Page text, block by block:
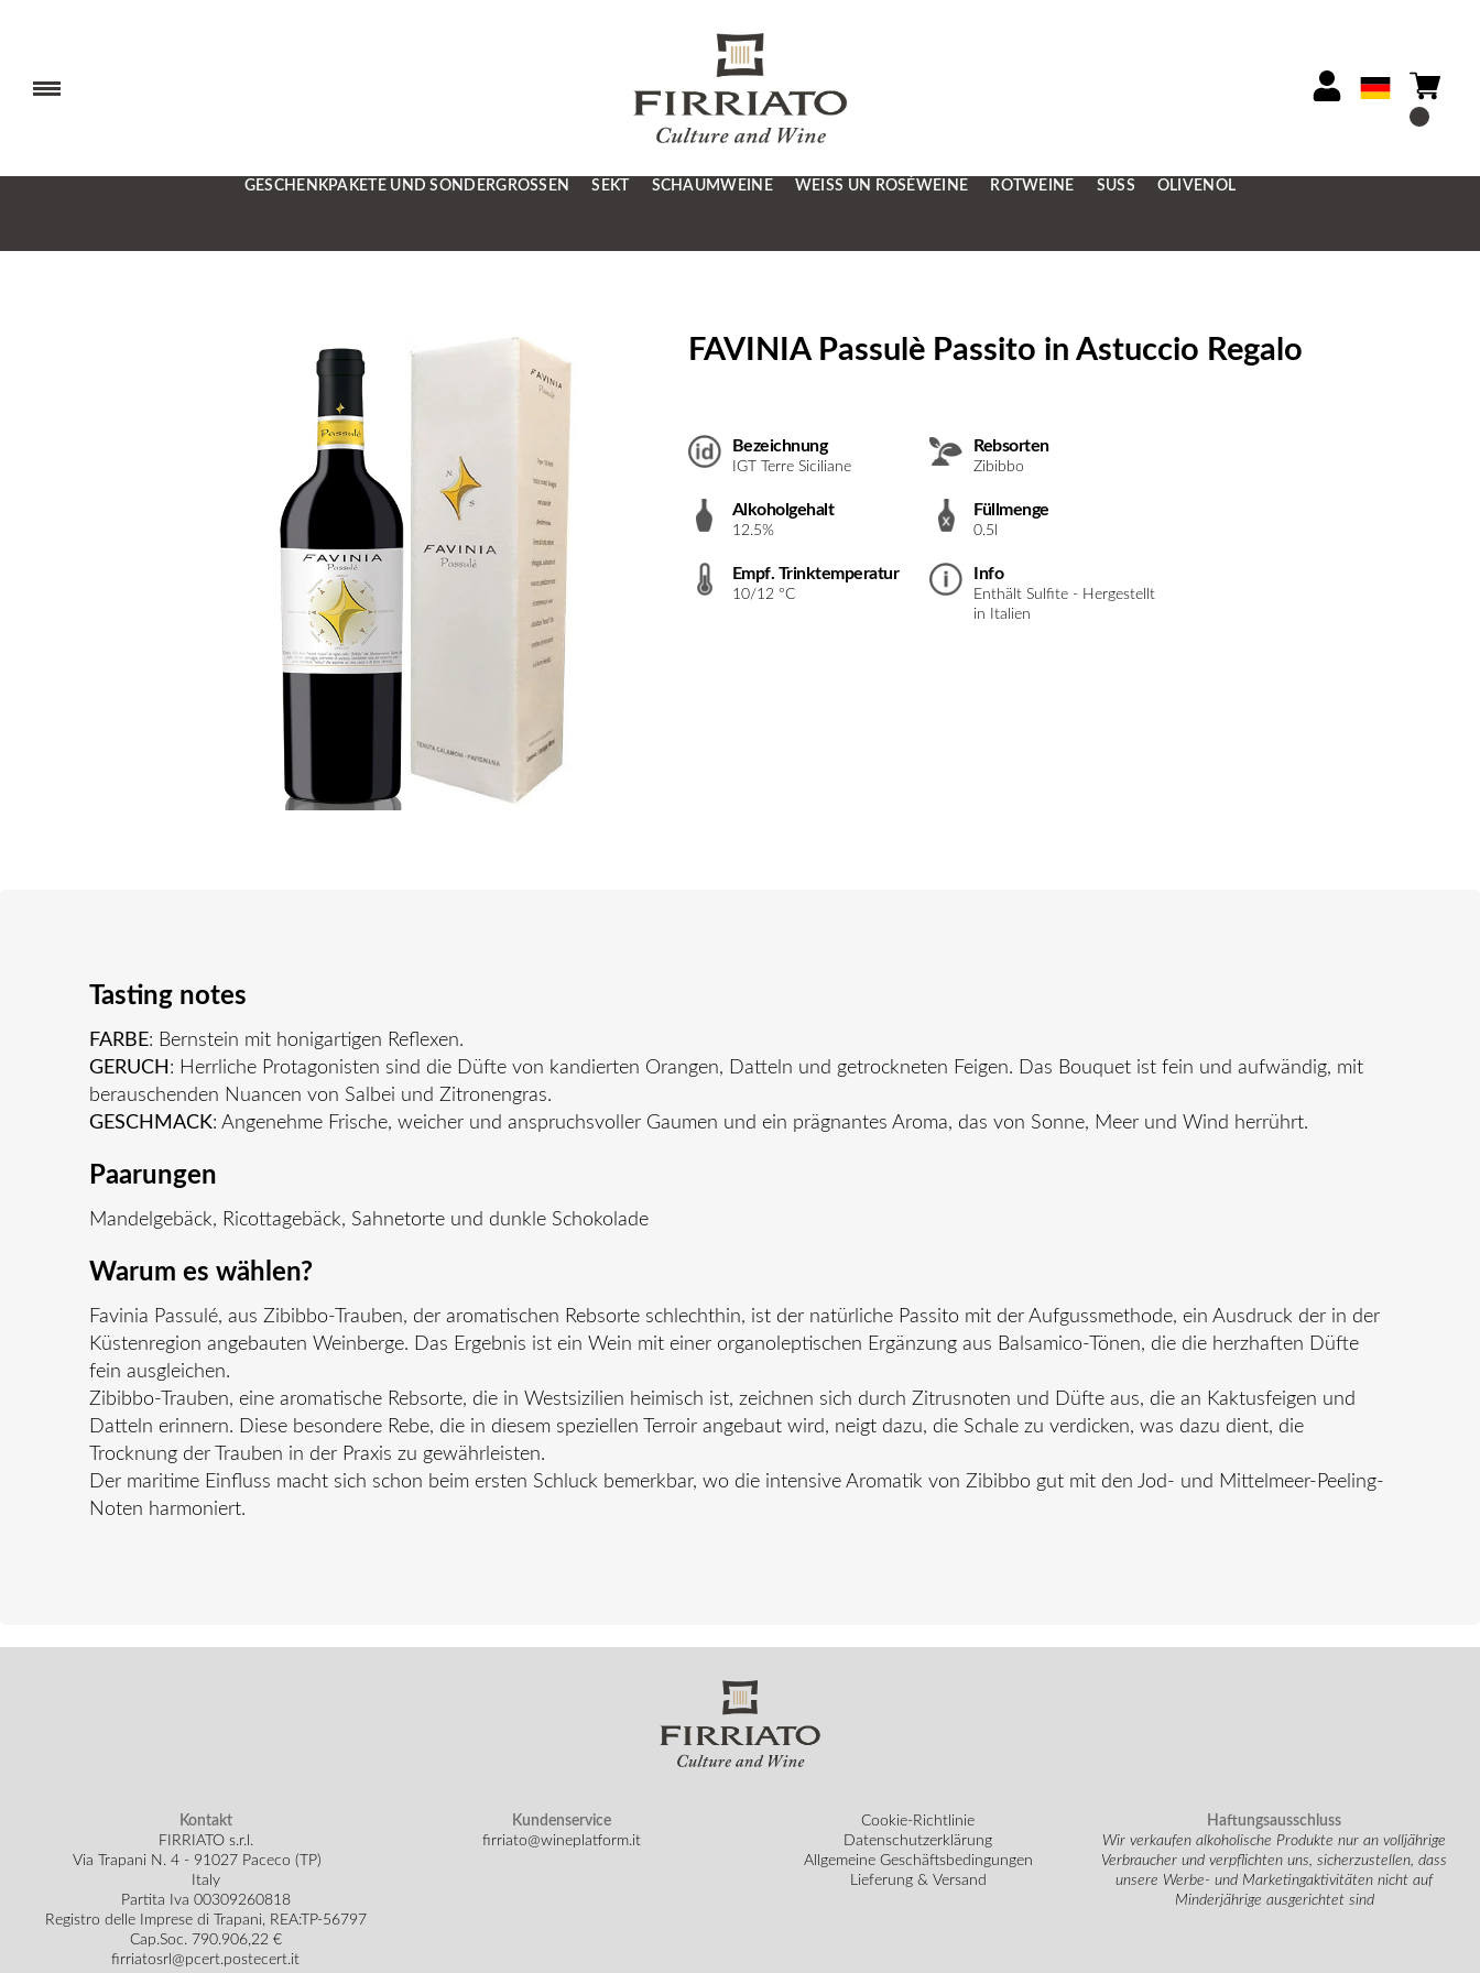
GESCHENKPAKETE UND SONDERGRÖSSEN SEKT SCHAUMWEINE WEISS UN ROSÉWEINE ROTWEINE SÜSS OLIVENÖL
FAVINIA Passulè Passito in Astuccio Regalo
Bezeichnung
IGT Terre Siciliane
Rebsorten
Zibibbo
Alkoholgehalt
12.5%
Füllmenge
0.5l
Empf. Trinktemperatur
10/12 °C
Info
Enthält Sulfite - Hergestellt
in Italien
Tasting notes
FARBE: Bernstein mit honigartigen Reflexen.
GERUCH : Herrliche Protagonisten sind die Düfte von kandierten Orangen, Datteln und getrockneten Feigen. Das Bouquet ist fein und aufwändig, mit
berauschenden Nuancen von Salbei und Zitronengras.
GESCHMACK: Angenehme Frische, weicher und anspruchsvoller Gaumen und ein prägnantes Aroma, das von Sonne, Meer und Wind herrührt.
Paarungen
Mandelgebäck, Ricottagebäck, Sahnetorte und dunkle Schokolade
Warum es wählen?
Favinia Passulé, aus Zibibbo-Trauben, der aromatischen Rebsorte schlechthin, ist der natürliche Passito mit der Aufgussmethode, ein Ausdruck der in der
Küstenregion angebauten Weinberge. Das Ergebnis ist ein Wein mit einer organoleptischen Ergänzung aus Balsamico-Tönen, die die herzhaften Düfte
fein ausgleichen.
Zibibbo-Trauben, eine aromatische Rebsorte, die in Westsizilien heimisch ist, zeichnen sich durch Zitrusnoten und Düfte aus, die an Kaktusfeigen und
Datteln erinnern. Diese besondere Rebe, die in diesem speziellen Terroir angebaut wird, neigt dazu, die Schale zu verdicken, was dazu dient, die
Trocknung der Trauben in der Praxis zu gewährleisten.
Der maritime Einfluss macht sich schon beim ersten Schluck bemerkbar, wo die intensive Aromatik von Zibibbo gut mit den Jod- und Mittelmeer-Peeling-
Noten harmoniert.
Kontakt
FIRRIATO s.r.l.
Via Trapani N. 4 - 91027 Paceco (TP)
Italy
Partita Iva 00309260818
Registro delle Imprese di Trapani, REA:TP-56797
Cap.Soc. 790.906,22 €
firriatosrl@pcert.postecert.it
Kundenservice
firriato@wineplatform.it
Cookie-Richtlinie
Datenschutzerklärung
Allgemeine Geschäftsbedingungen
Lieferung & Versand
Haftungsausschluss
Wir verkaufen alkoholische Produkte nur an volljährige
Verbraucher und verpflichten uns, sicherzustellen, dass
unsere Werbe- und Marketingaktivitäten nicht auf
Minderjährige ausgerichtet sind